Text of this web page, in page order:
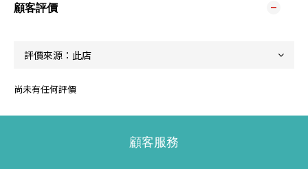
顧客評價
尚未有任何評價
顧客服務